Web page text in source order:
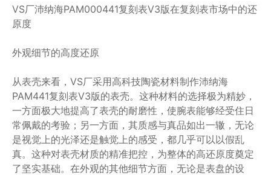
VS厂沛纳海PAM000441复刻表V3版在复刻表市场中的还
原度
外观细节的高度还原
从表壳来看，VS厂采用高科技陶瓷材料制作沛纳海
PAM441复刻表V3版的表壳。这种材料的选择极为精妙，
一方面极大地提高了表壳的耐磨性，使腕表能够经受住日
常佩戴的考验；另一方面，其质感与真品如出一辙，无论
是视觉上的光泽还是触觉上的感受，都几乎可以以假乱
真。这种对表壳材质的精准把控，为整体的高还原度奠定
了坚实基础。在外观的其他细节方面，无论是表盘的设